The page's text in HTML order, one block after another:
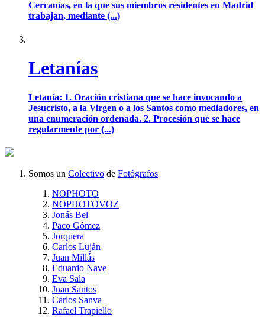
Cercanías, en la que sus miembros residentes en Madrid
trabajan, mediante (...)
Letanías
Letanía: 1. Oración cristiana que se hace invocando a
Jesucristo, a la Virgen o a los Santos como mediadores, en
una enumeración ordenada. 2. Procesión que se hace
regularmente por (...)
Somos un Colectivo de Fotógrafos
NOPHOTO
NOPHOTOVOZ
Jonás Bel
Paco Gómez
Jorquera
Carlos Luján
Juan Millás
Eduardo Nave
Eva Sala
Juan Santos
Carlos Sanva
Rafael Trapiello